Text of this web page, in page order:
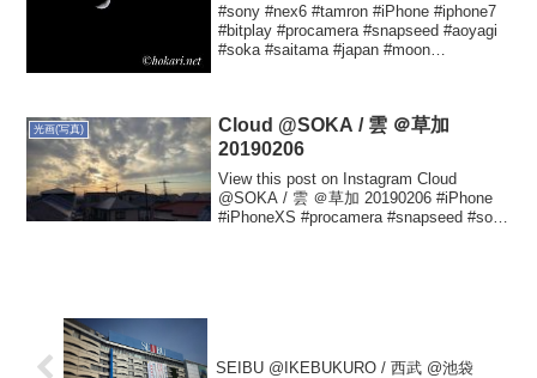
#sony #nex6 #tamron #iPhone #iphone7
#bitplay #procamera #snapseed #aoyagi
#soka #saitama #japan #moon
光画(写真)
Cloud @SOKA / 雲 ＠草加
20190206
View this post on Instagram Cloud
@SOKA / 雲 ＠草加 20190206 #iPhone
#iPhoneXS #procamera #snapseed #soka
SEIBU @IKEBUKURO / 西武 @池袋